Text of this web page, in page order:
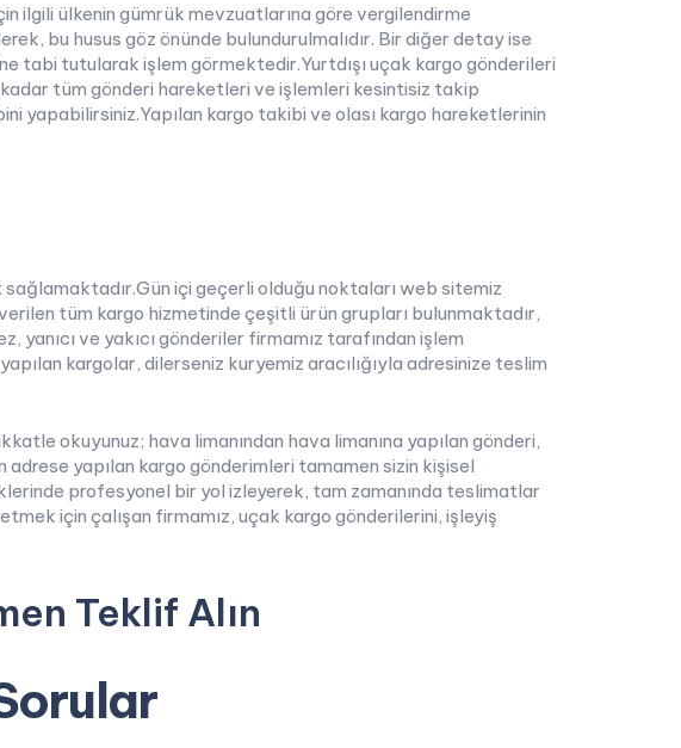
ilgili ülkenin gümrük mevzuatlarına göre vergilendirme
bu husus göz önünde bulundurulmalıdır. Bir diğer detay ise
tabi tutularak işlem görmektedir.Yurtdışı uçak kargo gönderileri
tüm gönderi hareketleri ve işlemleri kesintisiz takip
yapabilirsiniz.Yapılan kargo takibi ve olası kargo hareketlerinin
sağlamaktadır.Gün içi geçerli olduğu noktaları web sitemiz
tüm kargo hizmetinde çeşitli ürün grupları bulunmaktadır,
yanıcı ve yakıcı gönderiler firmamız tarafından işlem
kargolar, dilerseniz kuryemiz aracılığıyla adresinize teslim
okuyunuz; hava limanından hava limanına yapılan gönderi,
adrese yapılan kargo gönderimleri tamamen sizin kişisel
profesyonel bir yol izleyerek, tam zamanında teslimatlar
için çalışan firmamız, uçak kargo gönderilerini, işleyiş
Teklif Alın